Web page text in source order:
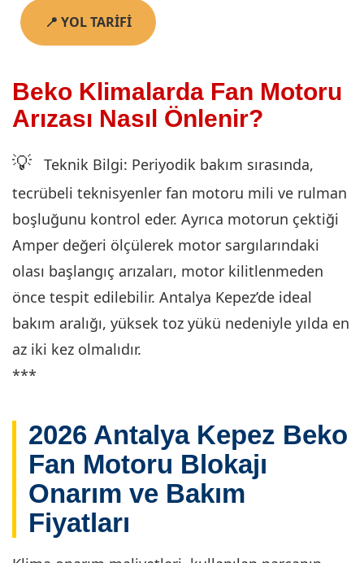
📍 YOL TARİFİ
Beko Klimalarda Fan Motoru
Arızası Nasıl Önlenir?
💡
Teknik Bilgi: Periyodik bakım sırasında,
tecrübeli teknisyenler fan motoru mili ve rulman
boşluğunu kontrol eder. Ayrıca motorun çektiği
Amper değeri ölçülerek motor sargılarındaki
olası başlangıç arızaları, motor kilitlenmeden
önce tespit edilebilir. Antalya Kepez’de ideal
bakım aralığı, yüksek toz yükü nedeniyle yılda en
az iki kez olmalıdır.
***
2026 Antalya Kepez Beko
Fan Motoru Blokajı
Onarım ve Bakım
Fiyatları